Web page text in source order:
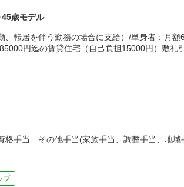
45歳モデル
転居を伴う勤務の場合に支給）/単身者：月
円迄の賃貸住宅（自己負担15000円）敷礼
当 その他手当(家族手当、調整手当、地域
プ